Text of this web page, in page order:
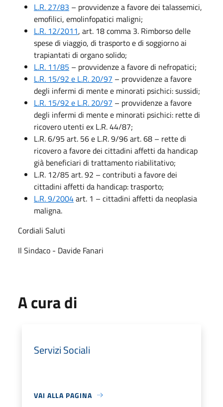
L.R. 27/83 – provvidenze a favore dei talassemici,
emofilici, emolinfopatici maligni;
L.R. 12/2011, art. 18 comma 3. Rimborso delle
spese di viaggio, di trasporto e di soggiorno ai
trapiantati di organo solido;
L.R. 11/85 – provvidenze a favore di nefropatici;
L.R. 15/92 e L.R. 20/97 – provvidenze a favore
degli infermi di mente e minorati psichici: sussidi;
L.R. 15/92 e L.R. 20/97 – provvidenze a favore
degli infermi di mente e minorati psichici: rette di
ricovero utenti ex L.R. 44/87;
L.R. 6/95 art. 56 e L.R. 9/96 art. 68 – rette di
ricovero a favore dei cittadini affetti da handicap
già beneficiari di trattamento riabilitativo;
L.R. 12/85 art. 92 – contributi a favore dei
cittadini affetti da handicap: trasporto;
L.R. 9/2004art. 1 – cittadini affetti da neoplasia
maligna.
Cordiali Saluti
Il Sindaco - Davide Fanari
A cura di
Servizi Sociali
VAI ALLA PAGINA